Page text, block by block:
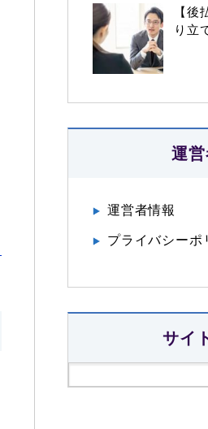
【後
り立
運
運営者情報
プライバシーポ
サイ